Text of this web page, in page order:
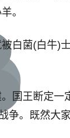
。
白菌(白牛)
王断定一
。既然大